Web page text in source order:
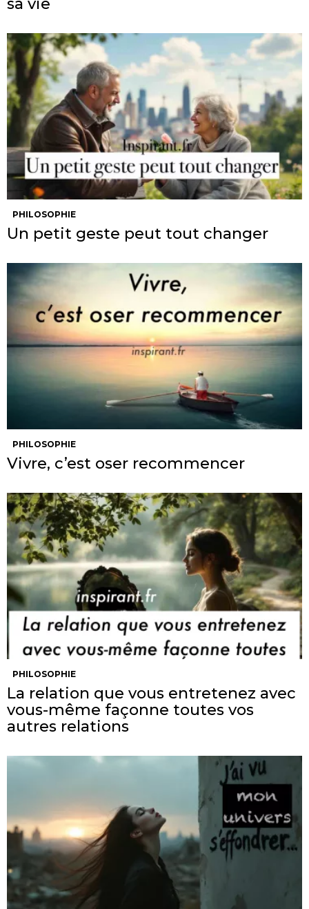
sa vie
PHILOSOPHIE
Un petit geste peut tout changer
PHILOSOPHIE
Vivre, c’est oser recommencer
PHILOSOPHIE
La relation que vous entretenez avec
vous-même façonne toutes vos
autres relations